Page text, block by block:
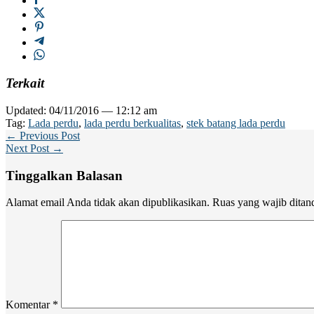
Terkait
Updated: 04/11/2016 — 12:12 am
Tag: Lada perdu, lada perdu berkualitas, stek batang lada perdu
← Previous Post
Next Post →
Tinggalkan Balasan
Alamat email Anda tidak akan dipublikasikan. Ruas yang wajib
Komentar *